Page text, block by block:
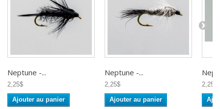
Neptune -...
2,25$
Ajouter au panier
Neptune -...
2,25$
Ajouter au panier
2,25$